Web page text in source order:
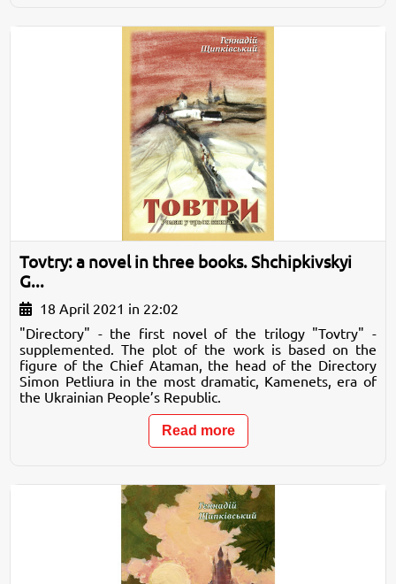
Tovtry: a novel in three books. Shchipkivskyi
G...
18 April 2021 in 22:02
"Directory" - the first novel of the trilogy "Tovtry" -
supplemented. The plot of the work is based on the
figure of the Chief Ataman, the head of the Directory
Simon Petliura in the most dramatic, Kamenets, era of
the Ukrainian People’s Republic.
Read more